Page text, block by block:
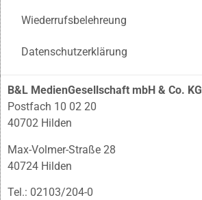
Wiederrufsbelehreung
Datenschutzerklärung
B&L MedienGesellschaft mbH & Co. KG
Postfach 10 02 20
40702 Hilden
Max-Volmer-Straße 28
40724 Hilden
Tel.: 02103/204-0